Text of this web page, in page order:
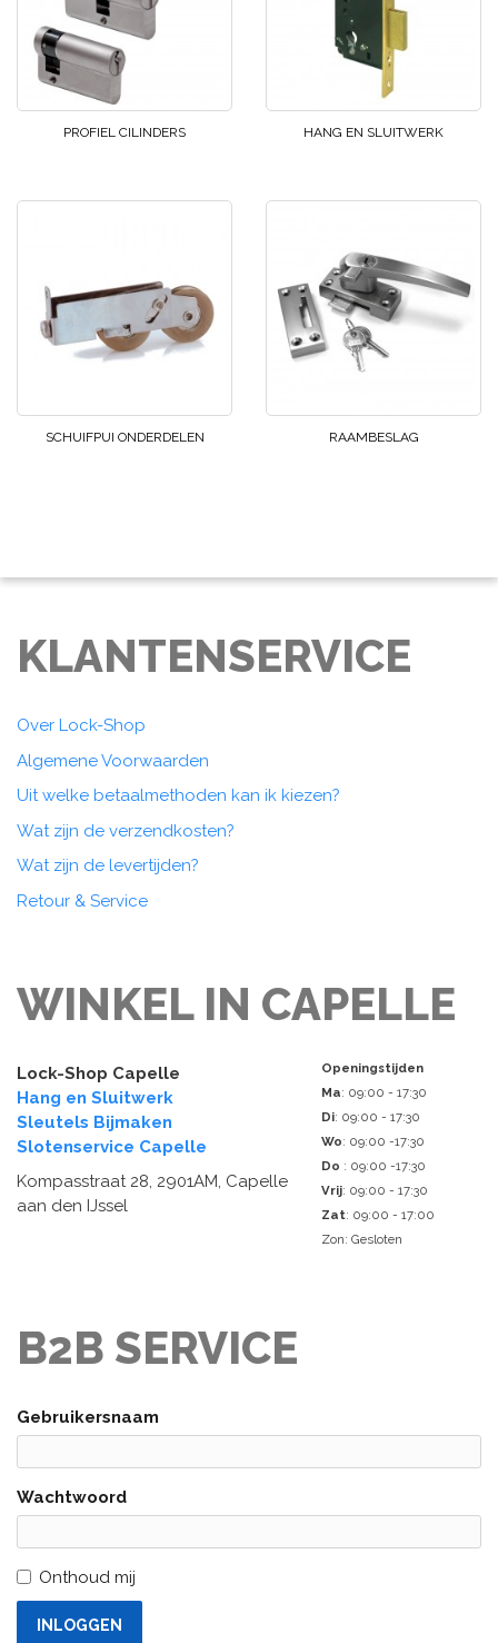
PROFIEL CILINDERS HANG EN SLUITWERK
SCHUIFPUI ONDERDELEN RAAMBESLAG
KLANTENSERVICE
Over Lock-Shop
Algemene Voorwaarden
Uit welke betaalmethoden kan ik kiezen?
Wat zijn de verzendkosten?
Wat zijn de levertijden?
Retour & Service
WINKEL IN CAPELLE
Lock-Shop Capelle
Hang en Sluitwerk
Sleutels Bijmaken
Slotenservice Capelle
Kompasstraat 28, 2901AM, Capelle
aan den IJssel
Openingstijden
Ma: 09:00 - 17:30
Di: 09:00 - 17:30
Wo: 09:00 -17:30
Do : 09:00 -17:30
Vrij: 09:00 - 17:30
Zat: 09:00 - 17:00
Zon: Gesloten
B2B SERVICE
Gebruikersnaam
Wachtwoord
Onthoud mij
INLOGGEN